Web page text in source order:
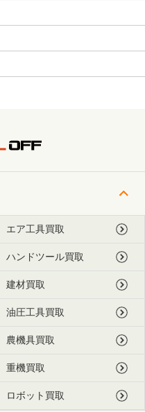
エア工具買取
ハンドツール買取
建材買取
油圧工具買取
農機具買取
重機買取
ロボット買取